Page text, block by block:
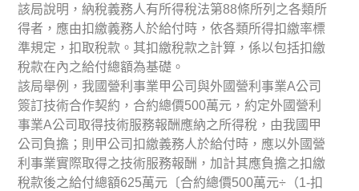
該局說明，納稅義務人有所得稅法第88條所列之各類所
得者，應由扣繳義務人於給付時，依各類所得扣繳率標
準規定，扣取稅款。其扣繳稅款之計算，係以包括扣繳
稅款在內之給付總額為基礎。
該局舉例，我國營利事業甲公司與外國營利事業A公司
簽訂技術合作契約，合約總價500萬元，約定外國營利
事業A公司取得技術服務報酬應納之所得稅，由我國甲
公司負擔；則甲公司扣繳義務人於給付時，應以外國營
利事業實際取得之技術服務報酬，加計其應負擔之扣繳
稅款後之給付總額625萬元〔合約總價500萬元÷ （1-扣